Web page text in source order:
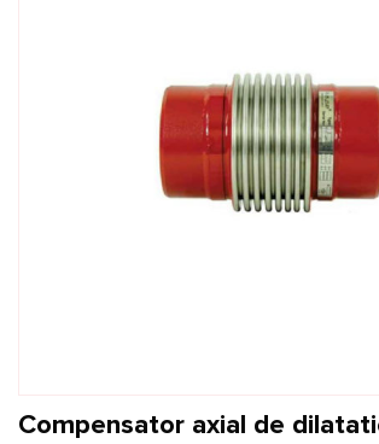
Compensator axial de